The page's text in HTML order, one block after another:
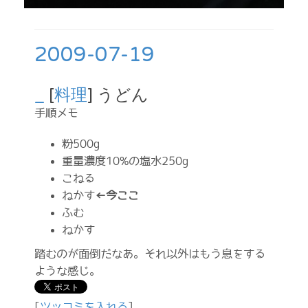
2009-07-19
[料理] うどん
手順メモ
粉500g
重量濃度10%の塩水250g
こねる
ねかす←今ここ
ふむ
ねかす
踏むのが面倒だなあ。それ以外はもう息をする
ような感じ。